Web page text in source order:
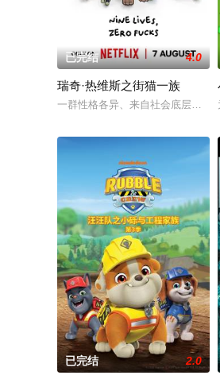
已完结 4.0
瑞奇·热维斯之街猫一族
一群性格各异、来自社会底层的英
已完结 2.0